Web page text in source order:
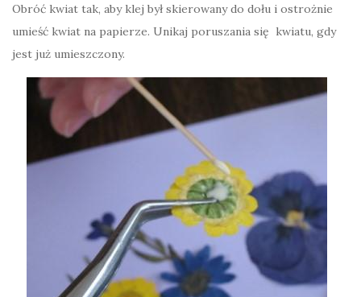
Obróć kwiat tak, aby klej był skierowany do dołu i ostrożnie
umieść kwiat na papierze. Unikaj poruszania się kwiatu, gdy
jest już umieszczony.